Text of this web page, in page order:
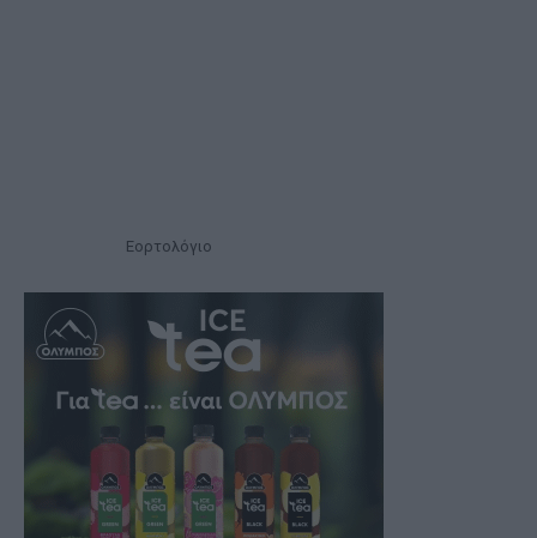
Εορτολόγιο